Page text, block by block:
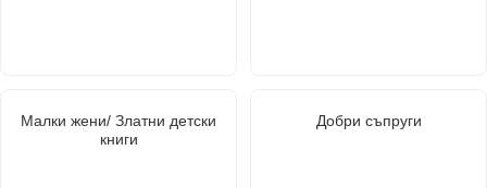
Малки жени/ Златни детски
книги
Добри съпруги